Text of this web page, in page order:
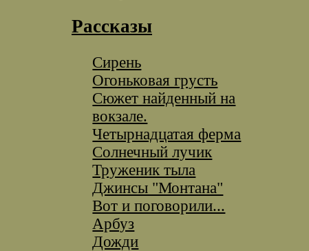
Рассказы
Сирень
Огоньковая грусть
Сюжет найденный на
вокзале.
Четырнадцатая ферма
Солнечный лучик
Труженик тыла
Джинсы "Монтана"
Вот и поговорили...
Арбуз
Дожди